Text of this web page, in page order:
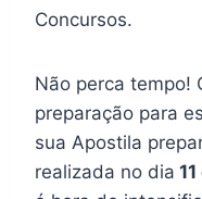
Concursos.
Não perca tempo!
preparação para
sua Apostila
realizada no dia